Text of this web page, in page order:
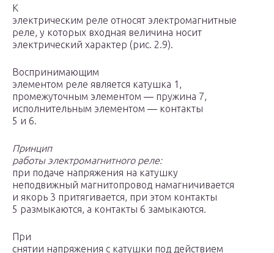
К
электрическим реле относят электромагнитные
реле, у которых входная величина носит
электрический характер (рис. 2.9).
Воспринимающим
элементом реле является катушка 1,
промежуточным элементом ― пружина 7,
исполнительным элементом ― контакты
5 и 6.
Принцип
работы электромагнитного реле:
при подаче напряжения на катушку
неподвижный магнитопровод намагничивается
и якорь 3 притягивается, при этом контакты
5 размыкаются, а контакты 6 замыкаются.
При
снятии напряжения с катушки под действием